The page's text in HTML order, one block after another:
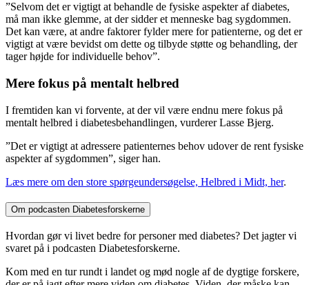
”Selvom det er vigtigt at behandle de fysiske aspekter af diabetes,
må man ikke glemme, at der sidder et menneske bag sygdommen.
Det kan være, at andre faktorer fylder mere for patienterne, og det er
vigtigt at være bevidst om dette og tilbyde støtte og behandling, der
tager højde for individuelle behov”.
Mere fokus på mentalt helbred
I fremtiden kan vi forvente, at der vil være endnu mere fokus på
mentalt helbred i diabetesbehandlingen, vurderer Lasse Bjerg.
”Det er vigtigt at adressere patienternes behov udover de rent fysiske
aspekter af sygdommen”, siger han.
Læs mere om den store spørgeundersøgelse, Helbred i Midt, her.
Om podcasten Diabetesforskerne
Hvordan gør vi livet bedre for personer med diabetes? Det jagter vi
svaret på i podcasten Diabetesforskerne.
Kom med en tur rundt i landet og mød nogle af de dygtige forskere,